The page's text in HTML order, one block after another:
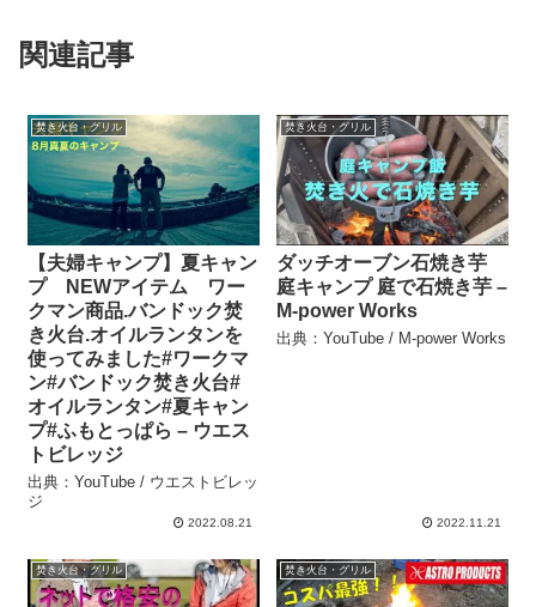
関連記事
焚き火台・グリル
【夫婦キャンプ】夏キャン
プ NEWアイテム ワー
クマン商品.バンドック焚
き火台.オイルランタンを
使ってみました#ワークマ
ン#バンドック焚き火台#
オイルランタン#夏キャン
プ#ふもとっぱら – ウエス
トビレッジ
出典：YouTube / ウエストビレッ
ジ
2022.08.21
焚き火台・グリル
ダッチオーブン石焼き芋
庭キャンプ 庭で石焼き芋 –
M-power Works
出典：YouTube / M-power Works
2022.11.21
焚き火台・グリル 焚き火台・グリル